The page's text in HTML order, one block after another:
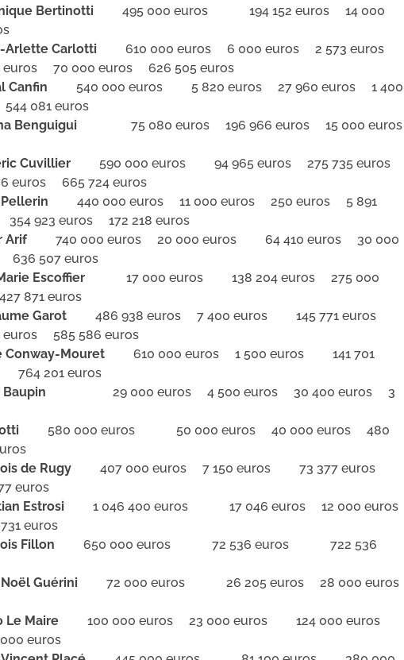
Bertinotti
495 000 euros 194 152 euros 14 000
Carlotti 610 000 euros 6 000 euros 2 573 euros
euros 70 000 euros 626 505 euros
Canfin
540 000 euros 5 820 euros 27 960 euros 1 400
081 euros
Benguigui
75 080 euros 196 966 euros 15 000 euros
Cuvillier
590 000 euros 94 965 euros 275 735 euros
euros 665 724 euros
440 000 euros 11 000 euros 250 euros 5 891
923 euros 172 218 euros
Arif
740 000 euros 20 000 euros 64 410 euros 30 000
507 euros
Escoffier 17 000 euros 138 204 euros 275 000
871 euros
Garot
486 938 euros 7 400 euros 145 771 euros
585 586 euros
Conway-Mouret
610 000 euros 1 500 euros 141 701
201 euros
29 000 euros 4 500 euros 30 400 euros 3
580 000 euros 50 000 euros 40 000 euros 480
de Rugy 407 000 euros 7 150 euros 73 377 euros
euros
Estrosi 1 046 400 euros 17 046 euros 12 000 euros
euros
Fillon
650 000 euros 72 536 euros 722 536
Guérini
72 000 euros 26 205 euros 28 000 euros
Maire 100 000 euros 23 000 euros 124 000 euros
euros